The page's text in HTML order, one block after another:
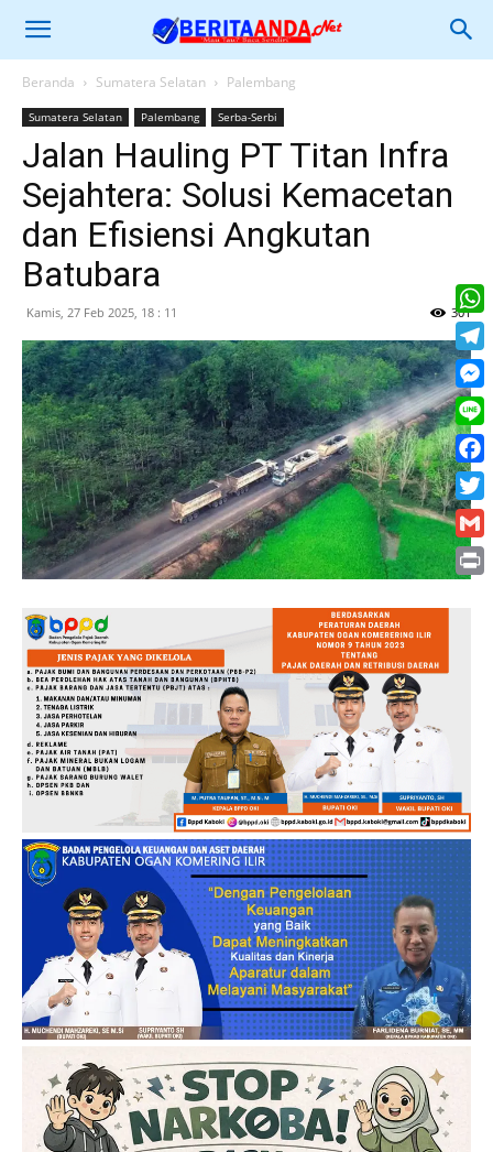
Beranda Sumatera Selatan Palembang
Sumatera Selatan Palembang Serba-Serbi
Jalan Hauling PT Titan Infra
Sejahtera: Solusi Kemacetan
dan Efisiensi Angkutan
Batubara
Kamis, 27 Feb 2025, 18 : 11 301
Line